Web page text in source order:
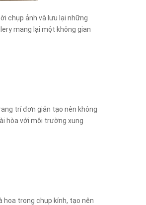
chụp ảnh và lưu lại những
mang lại một không gian
trí đơn giản tạo nên không
hòa với môi trường xung
hoa trong chụp kính, tạo nên